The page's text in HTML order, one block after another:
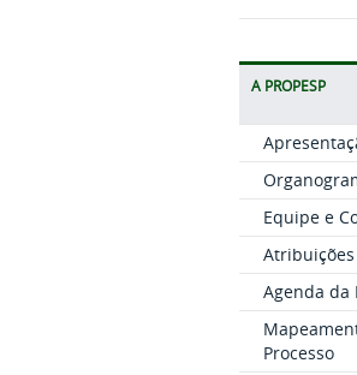
A PROPESP
Equipe e
Atribuições
Agenda da
Processo